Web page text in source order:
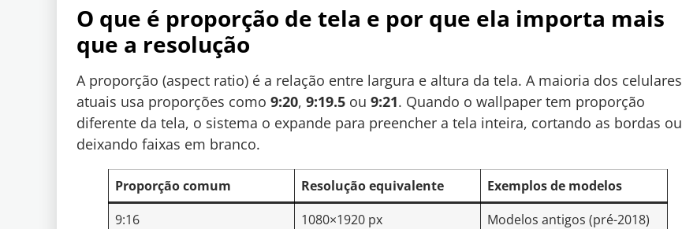
O que é proporção de tela e por que ela importa mais
que a resolução
A proporção (aspect ratio) é a relação entre largura e altura da tela. A maioria dos celulares
atuais usa proporções como 9:20, 9:19.5 ou 9:21. Quando o wallpaper tem proporção
diferente da tela, o sistema o expande para preencher a tela inteira, cortando as bordas ou
deixando faixas em branco.
Proporção comum Resolução equivalente
Exemplos de modelos
9:16
1080×1920 px
Modelos antigos (pré-2018)